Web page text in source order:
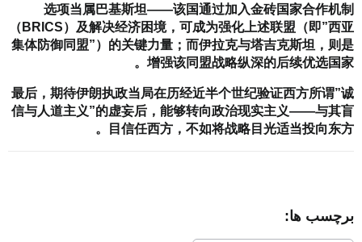
选项当属巴基斯坦——该国通过加入金砖国家合作机制
（BRICS）及解决经济困境，可成为强化上述联盟（即”西亚
集体防御同盟”）的关键力量；而伊拉克与塔吉克斯坦，则是
增强该同盟战略纵深的后续优选国家。
最后，期待伊朗执政当局在历经近半个世纪验证西方所谓”诚
信与人道主义”的虚妄后，能够转向政治现实主义——与其盲
目信任西方，不如将战略目光适当投向东方。
برچسب ها: